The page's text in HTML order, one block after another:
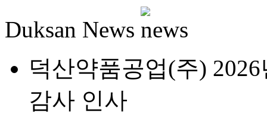
였습니다.
저희 임직원 일동은
으로도 끊임없는 연